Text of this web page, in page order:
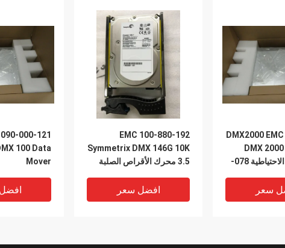
100 Data
Mover
100-880-192 EMC
Symmetrix DMX 146G 10K
3.5 محرك الأقراص الصلبة
افضل سعر
DMX2000
DMX
مزود الطاقة الاحتياطية 078-
سعر